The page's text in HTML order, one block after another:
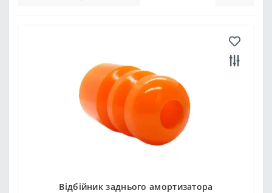
Відбійник заднього амортизатора